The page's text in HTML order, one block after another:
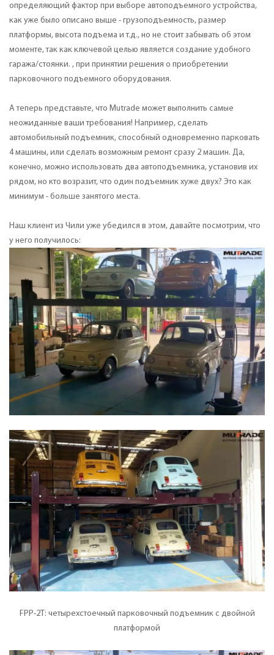
определяющий фактор при выборе автоподъемного устройства,
как уже было описано выше - грузоподъемность, размер
платформы, высота подъема и т.д., но не стоит забывать об этом
моменте, так как ключевой целью является создание удобного
гаража/стоянки. , при принятии решения о приобретении
парковочного подъемного оборудования.
А теперь представьте, что Mutrade может выполнить самые
неожиданные ваши требования! Например, сделать
автомобильный подъемник, способный одновременно парковать
4 машины, или сделать возможным ремонт сразу 2 машин. Да,
конечно, можно использовать два автоподъемника, установив их
рядом, но кто возразит, что один подъемник хуже двух? Это как
минимум - больше занятого места.
Наш клиент из Чили уже убедился в этом, давайте посмотрим, что
у него получилось:
FPP-2T: четырехстоечный парковочный подъемник с двойной
платформой